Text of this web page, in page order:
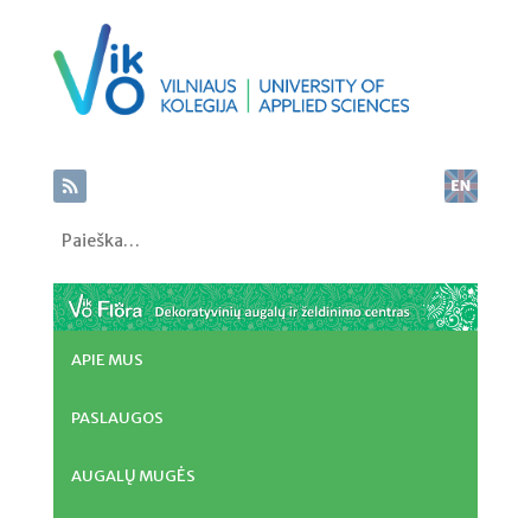
Paieška
APIE MUS
PASLAUGOS
AUGALŲ MUGĖS